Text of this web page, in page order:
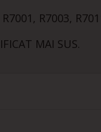
R7003,
MAI SUS.